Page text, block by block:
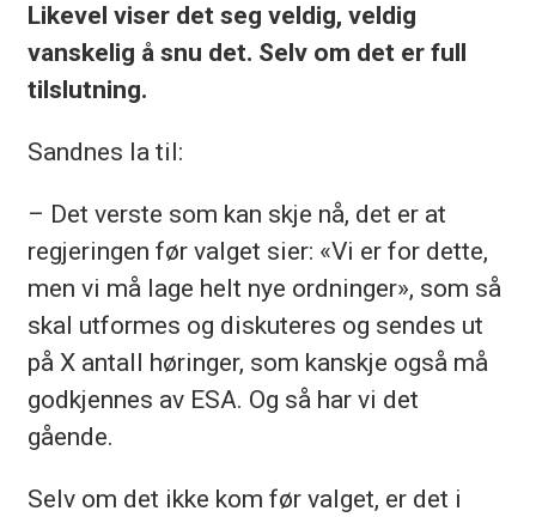
Likevel viser det seg veldig, veldig
vanskelig å snu det. Selv om det er full
tilslutning.
Sandnes la til:
– Det verste som kan skje nå, det er at
regjeringen før valget sier: «Vi er for dette,
men vi må lage helt nye ordninger», som så
skal utformes og diskuteres og sendes ut
på X antall høringer, som kanskje også må
godkjennes av ESA. Og så har vi det
gående.
Selv om det ikke kom før valget, er det i